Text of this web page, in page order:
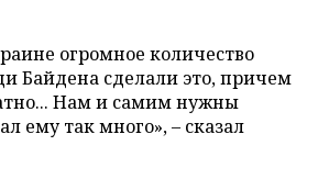
огромное количество
Байдена сделали это, причем
Нам и самим нужны
ему так много», – сказал